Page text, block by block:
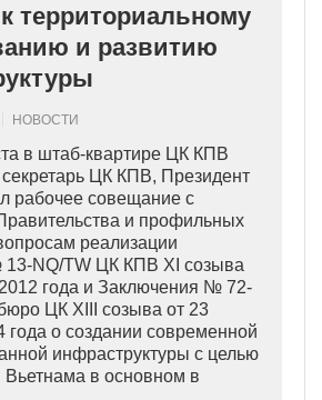
территориальному
и развитию
НОВОСТИ
в штаб-квартире ЦК КПВ
ЦК КПВ, Президент
рабочее совещание с
и профильных
реализации
NQ/TW ЦК КПВ XI созыва
года и Заключения № 72-
ЦК XIII созыва от 23
о создании современной
инфраструктуры с целью
в основном в